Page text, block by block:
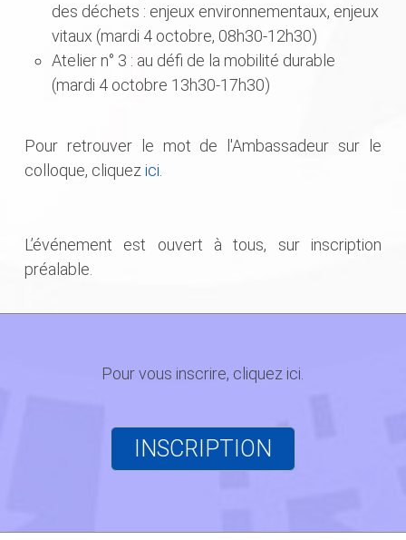
des déchets : enjeux environnementaux, enjeux
vitaux (mardi 4 octobre, 08h30-12h30)
Atelier n° 3 : au défi de la mobilité durable
(mardi 4 octobre 13h30-17h30)
Pour retrouver le mot de l'Ambassadeur sur le
colloque, cliquez ici
L’événement est ouvert à tous, sur inscription
préalable.
Pour vous inscrire, cliquez ici.
INSCRIPTION